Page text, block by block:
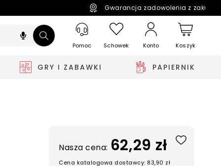
Gwarancja zadowolenia z
Pomoc Schowek Konto Koszyk
GRY I ZABAWKI PAPIERNIK
Nasza cena: 62,29 zł
Cena katalogowa dostawcy: 83,90 zł